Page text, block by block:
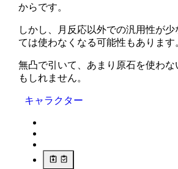
からです。
しかし、月反応以外での汎用性が
ては使わなくなる可能性もあります
無凸で引いて、あまり原石を使わ
もしれません。
キャラクター